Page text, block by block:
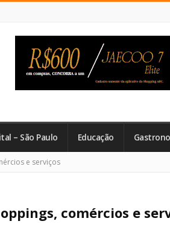
– São Paulo Educação
e serviços
comércios e